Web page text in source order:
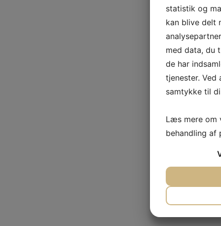
statistik og
kan blive delt
med data, du
de har
tjenester. Ved
samtykke til
Læs mere om
behandling af